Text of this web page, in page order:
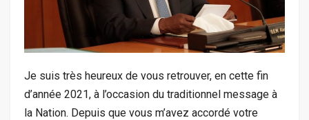
Je suis très heureux de vous retrouver, en cette fin
d’année 2021, à l’occasion du traditionnel message à
la Nation. Depuis que vous m’avez accordé votre